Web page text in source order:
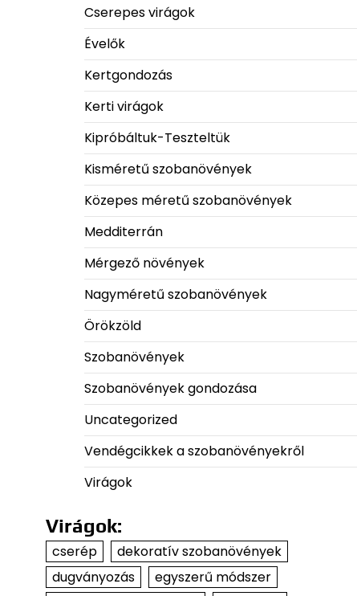
Cserepes virágok
Évelők
Kertgondozás
Kerti virágok
Kipróbáltuk-Teszteltük
Kisméretű szobanövények
Közepes méretű szobanövények
Medditerrán
Mérgező növények
Nagyméretű szobanövények
Örökzöld
Szobanövények
Szobanövények gondozása
Uncategorized
Vendégcikkek a szobanövényekről
Virágok
Virágok:
cserép
dekoratív szobanövények
dugványozás
egyszerű módszer